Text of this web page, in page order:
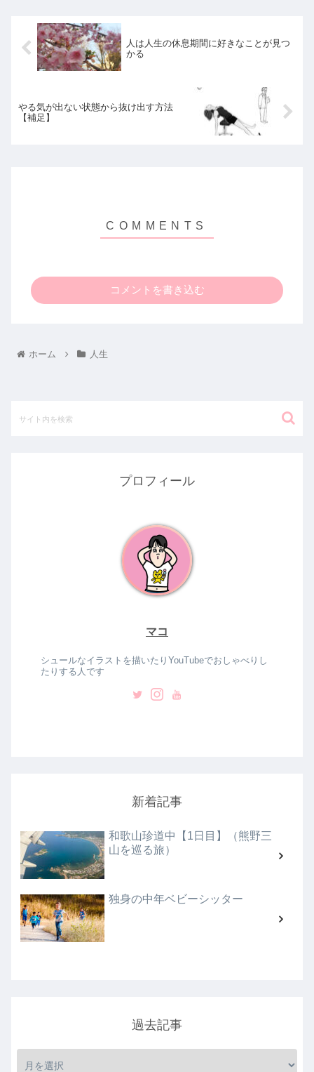
人は人生の休息期間に好きなことが見つ
かる
やる気が出ない状態から抜け出す方法
【補足】
コメントを書き込む
ホーム 人生
プロフィール
マコ
シュールなイラストを描いたりYouTubeでおしゃべりし
たりする人です
新着記事
和歌山珍道中【1日目】（熊野三
山を巡る旅）
独身の中年ベビーシッター
過去記事